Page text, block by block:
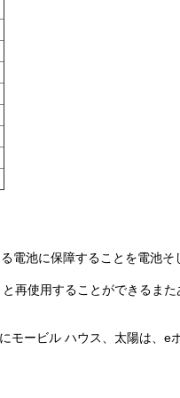
電池に保障することを電池
再使用することができるま
ービル ハウス、太陽は、